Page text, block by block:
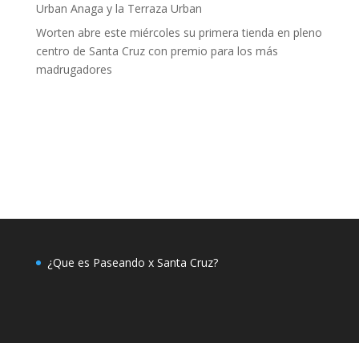
Urban Anaga y la Terraza Urban
Worten abre este miércoles su primera tienda en pleno
centro de Santa Cruz con premio para los más
madrugadores
¿Que es Paseando x Santa Cruz?